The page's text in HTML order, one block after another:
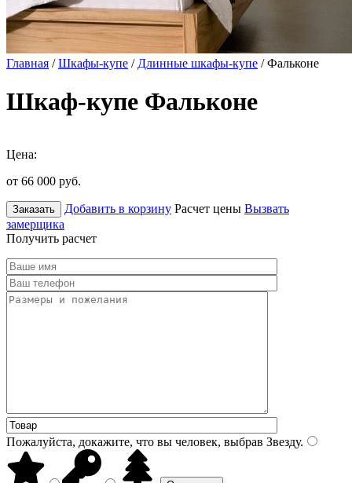
Главная /Шкафы-купе / Длинные шкафы-купе / Фальконе
Шкаф-купе Фальконе
Цена:
от 66 000 руб.
Заказать Добавить в корзину Расчет цены Вызвать
замерщика
Получить расчет
Пожалуйста, докажите, что вы человек, выбрав Звезду.